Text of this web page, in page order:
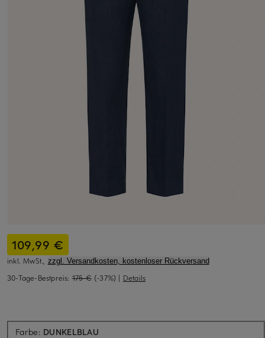
109,99 €
inkl. MwSt., zzgl. Versandkosten, kostenloser Rückversand
30-Tage-Bestpreis: 175 € (-37%) | Details
Farbe: DUNKELBLAU